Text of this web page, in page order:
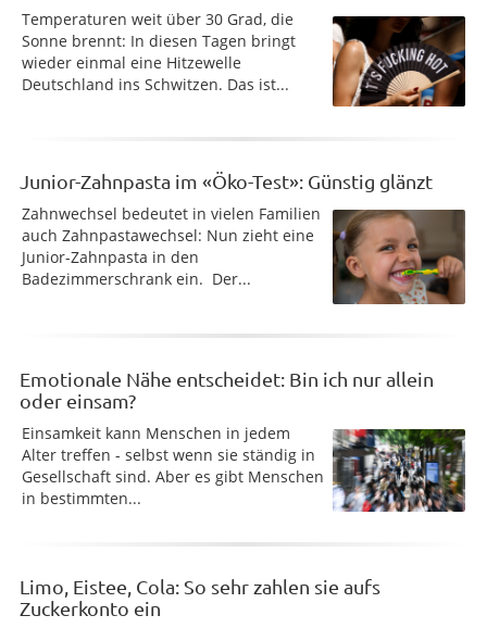
Temperaturen weit über 30 Grad, die
Sonne brennt: In diesen Tagen bringt
wieder einmal eine Hitzewelle
Deutschland ins Schwitzen. Das ist...
Junior-Zahnpasta im «Öko-Test»: Günstig glänzt
Zahnwechsel bedeutet in vielen Familien
auch Zahnpastawechsel: Nun zieht eine
Junior-Zahnpasta in den
Badezimmerschrank ein. Der...
Emotionale Nähe entscheidet: Bin ich nur allein
oder einsam?
Einsamkeit kann Menschen in jedem
Alter treffen - selbst wenn sie ständig in
Gesellschaft sind. Aber es gibt Menschen
in bestimmten...
Limo, Eistee, Cola: So sehr zahlen sie aufs
Zuckerkonto ein